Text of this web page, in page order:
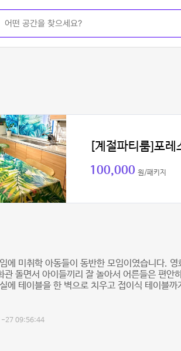
[계절파티룸]포
100,000 원/패키지
에 미취학 아동들이 동반한 모임이였습니다.
관 돌면서 아이들끼리 잘 놀아서 어른들은 편안
에 테이블을 한 벽으로 치우고 접이식 테이블
27 09:56:44